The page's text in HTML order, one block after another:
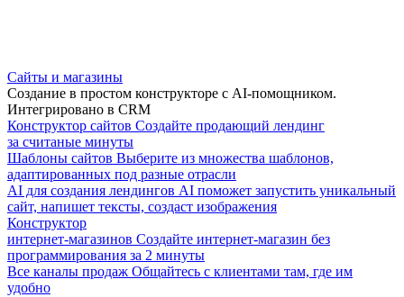
Сайты и магазины
Создание в простом конструкторе с AI-помощником.
Интегрировано в CRM
Конструктор сайтов Создайте продающий лендинг
за считаные минуты
Шаблоны сайтов Выберите из множества шаблонов,
адаптированных под разные отрасли
AI для создания лендингов AI поможет запустить уникальный
сайт, напишет тексты, создаст изображения
Конструктор
интернет-магазинов Создайте интернет-магазин без
программирования за 2 минуты
Все каналы продаж Общайтесь с клиентами там, где им
удобно